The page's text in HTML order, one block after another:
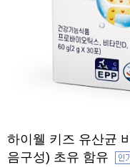
하이웰 키즈 유산균
음구성) 초유 함유